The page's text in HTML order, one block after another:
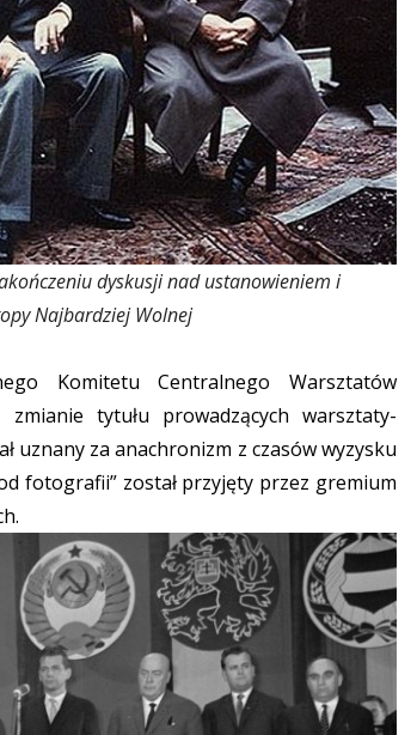
dyskusji nad ustanowieniem i
Najbardziej Wolnej
Komitetu Centralnego Warsztatów
tytułu prowadzących warsztaty-
uznany za anachronizm z czasów wyzysku
fotografii” został przyjęty przez gremium